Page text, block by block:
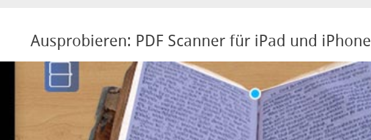
Ausprobieren: PDF Scanner für iPad und iPhone